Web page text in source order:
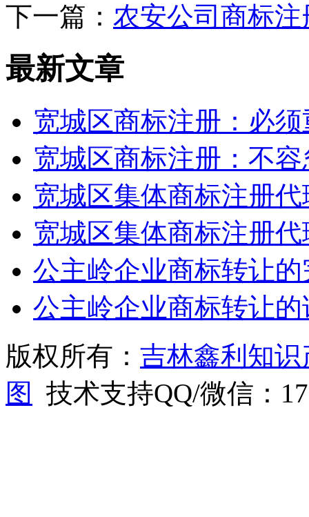
下一篇： 农安公司商标
最新文章
宽城区商标注册：必
宽城区商标注册：不
宽城区集体商标注册
宽城区集体商标注册
公主岭企业商标转让
公主岭企业商标转让
版权所有： 吉林鑫利知
图
技术支持QQ/微信：